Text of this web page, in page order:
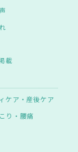
載
ケア・産後ケア
り・腰痛